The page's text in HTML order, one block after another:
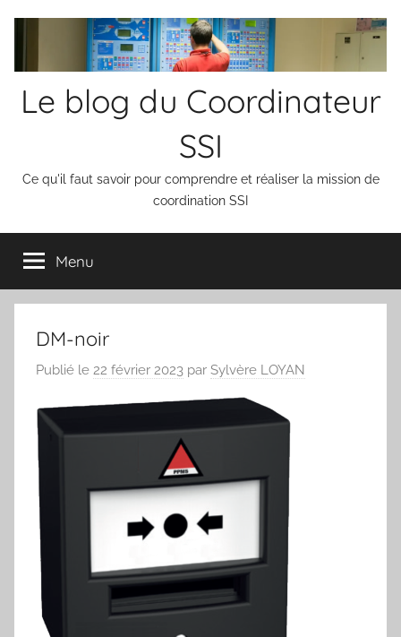
Le blog du Coordinateur
SSI
Ce qu'il faut savoir pour comprendre et réaliser la mission de
coordination SSI
Menu
DM-noir
Publié le 22 février 2023 par Sylvère LOYAN